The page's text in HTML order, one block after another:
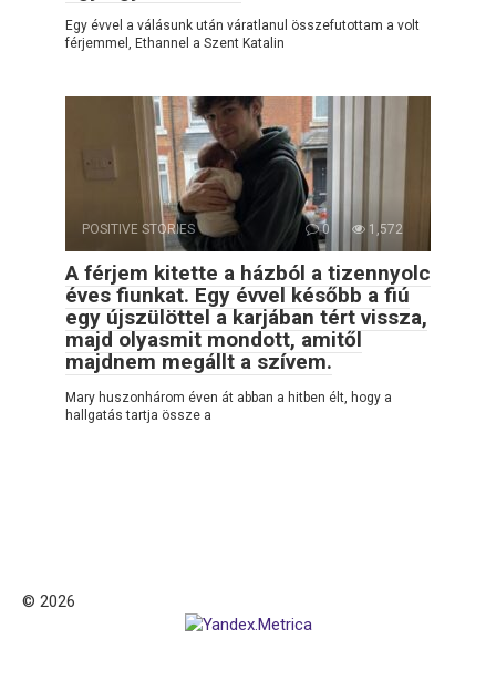
Egy évvel a válásunk után váratlanul összefutottam a volt
férjemmel, Ethannel a Szent Katalin
POSITIVE STORIES 0 1,572
A férjem kitette a házból a tizennyolc
éves fiunkat. Egy évvel később a fiú
egy újszülöttel a karjában tért vissza,
majd olyasmit mondott, amitől
majdnem megállt a szívem.
Mary huszonhárom éven át abban a hitben élt, hogy a
hallgatás tartja össze a
© 2026